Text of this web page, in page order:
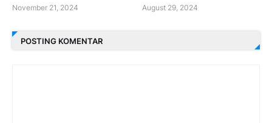
November 21, 2024 August 29, 2024
POSTING KOMENTAR